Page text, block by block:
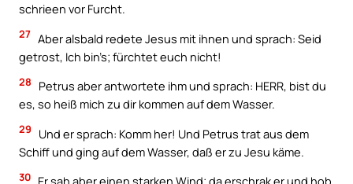
schrieen vor Furcht.
27 Aber alsbald redete Jesus mit ihnen und sprach: Seid
getrost, Ich bin’s; fürchtet euch nicht!
28
Petrus aber antwortete ihm und sprach: HERR, bist du
es, so heiß mich zu dir kommen auf dem Wasser.
29
Und er sprach: Komm her! Und Petrus trat aus dem
Schiff und ging auf dem Wasser, daß er zu Jesu käme.
30